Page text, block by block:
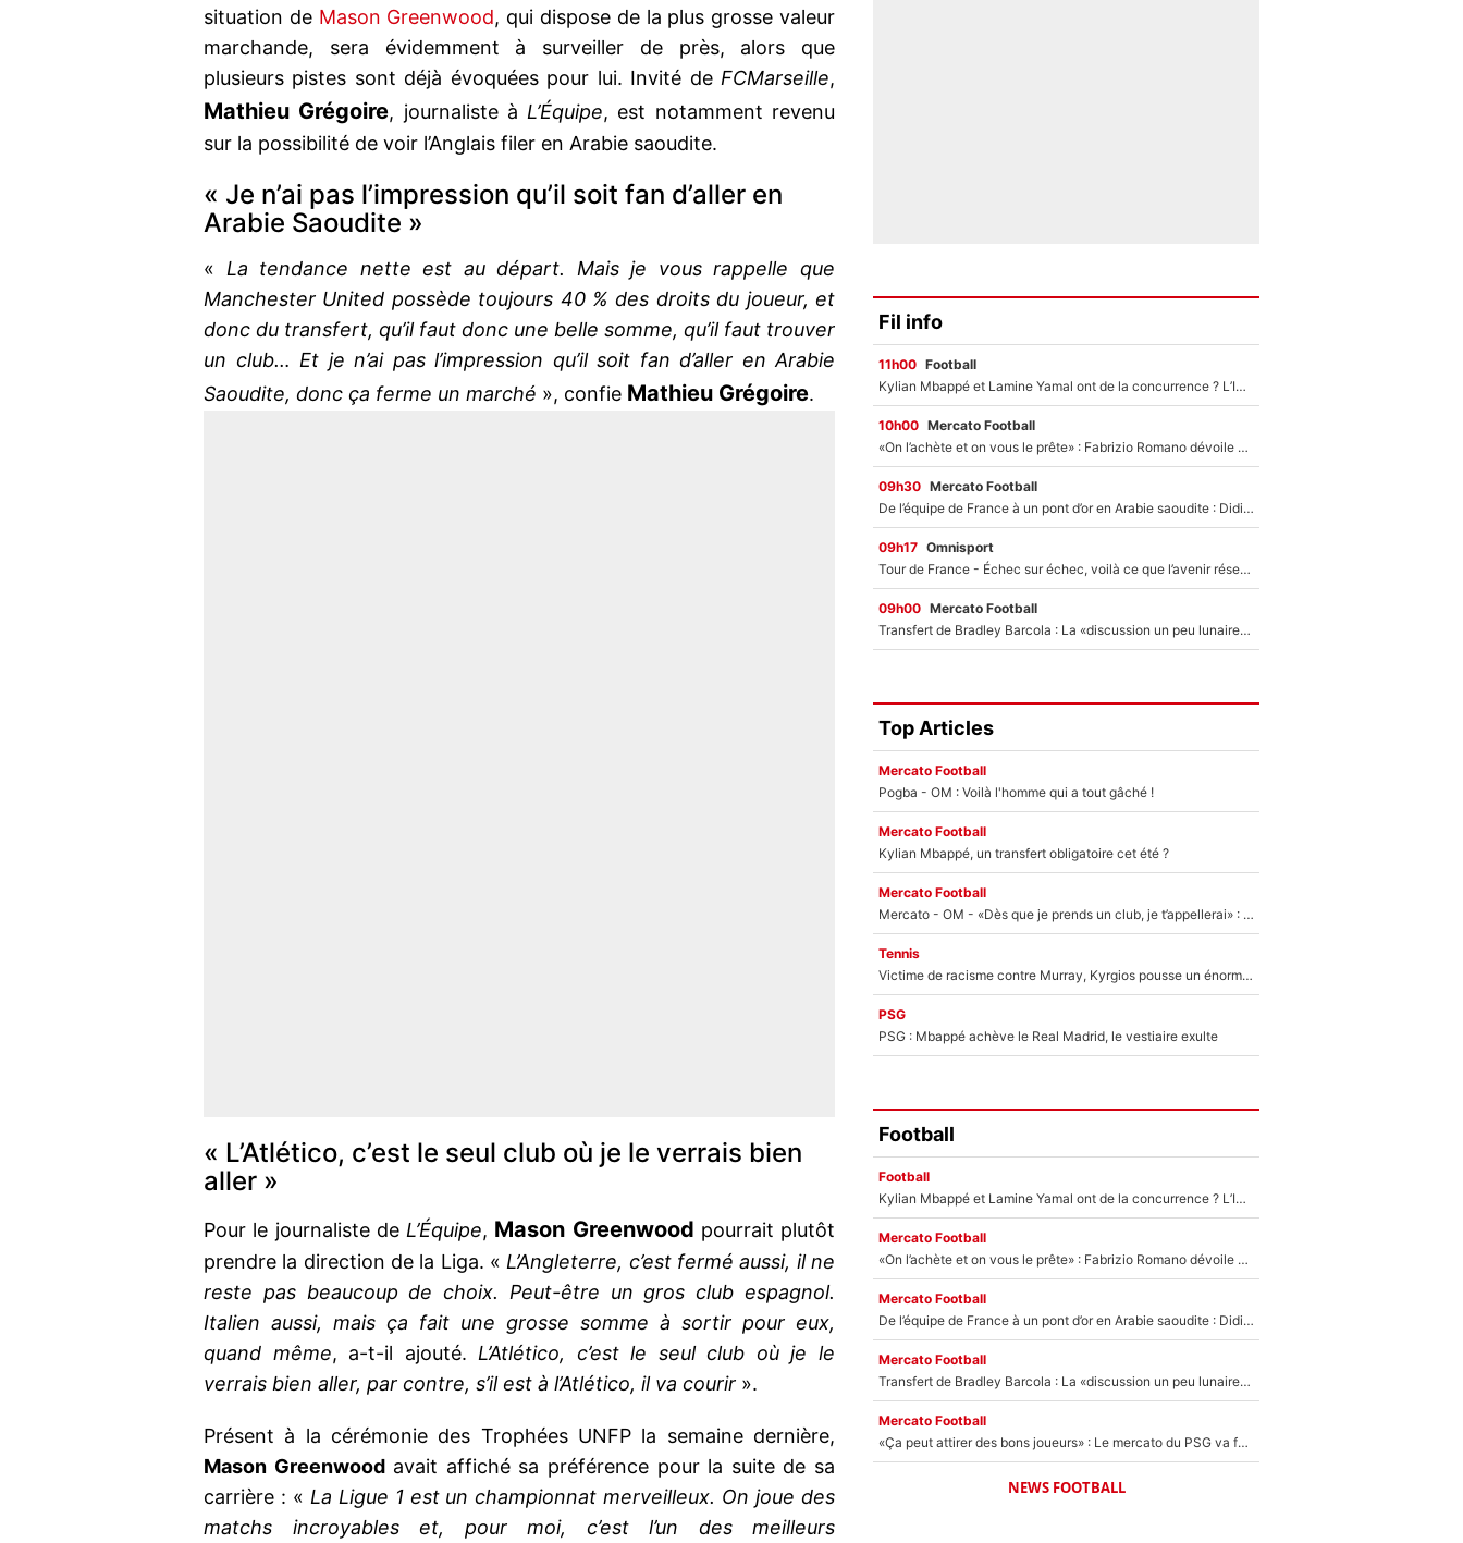
situation de Mason Greenwood, qui dispose de la plus grosse valeur
marchande, sera évidemment à surveiller de près, alors que
plusieurs pistes sont déjà évoquées pour lui. Invité de FCMarseille,
Mathieu Grégoire, journaliste àL’Équipe, est notamment revenu
sur la possibilité de voir l’Anglais filer en Arabie saoudite.
« Je n’ai pas l’impression qu’il soit fan d’aller en
Arabie Saoudite »
« La tendance nette est au départ. Mais je vous rappelle que
Manchester United possède toujours 40 % des droits du joueur, et
donc du transfert, qu’il faut donc une belle somme, qu’il faut trouver
un club… Et je n’ai pas l’impression qu’il soit fan d’aller en Arabie
Saoudite, donc ça ferme un marché », confie Mathieu Grégoire.
« L’Atlético, c’est le seul club où je le verrais bien
aller »
Pour le journaliste de L’Équipe, Mason Greenwood pourrait plutôt
prendre la direction de la Liga. « L’Angleterre, c’est fermé aussi, il ne
reste pas beaucoup de choix. Peut-être un gros club espagnol.
Italien aussi, mais ça fait une grosse somme à sortir pour eux,
quand même, a-t-il ajouté.L’Atlético, c’est le seul club où je le
verrais bien aller, par contre, s’il est à l’Atlético, il va courir ».
Présent à la cérémonie des Trophées UNFP la semaine dernière,
Mason Greenwoodavait affiché sa préférence pour la suite de sa
carrière : « La Ligue 1 est un championnat merveilleux. On joue des
matchs incroyables et, pour moi, c’est l’un des meilleurs
Fil info
11h00 Football
Kylian Mbappé et Lamine Yamal ont de la concurrence ? L’IA annonce les 5 joueurs qui vont dominer le football dans les années à venir !
10h00 Mercato Football
«On l’achète et on vous le prête» : Fabrizio Romano dévoile déjà la stratégie du PSG avec le transfert de Zion Suzuki !
09h30 Mercato Football
De l’équipe de France à un pont d’or en Arabie saoudite : Didier Deschamps a donné sa réponse !
09h17 Omnisport
Tour de France - Échec sur échec, voilà ce que l’avenir réserve à Paul Seixas : «Tant qu’il y aura un Pogacar comme celui-là...»
09h00 Mercato Football
Transfert de Bradley Barcola : La «discussion un peu lunaire» qui l'a convaincu de quitter le PSG, son entourage est pointé du doigt
Top Articles
Mercato Football
Pogba - OM : Voilà l'homme qui a tout gâché !
Mercato Football
Kylian Mbappé, un transfert obligatoire cet été ?
Mercato Football
Mercato - OM - «Dès que je prends un club, je t’appellerai» : La promesse de Marcelino au moment de claquer la porte
Tennis
Victime de racisme contre Murray, Kyrgios pousse un énorme coup de gueule !
PSG
PSG : Mbappé achève le Real Madrid, le vestiaire exulte
Football
Football
Kylian Mbappé et Lamine Yamal ont de la concurrence ? L’IA annonce les 5 joueurs qui vont dominer le football dans les années à venir !
Mercato Football
«On l’achète et on vous le prête» : Fabrizio Romano dévoile déjà la stratégie du PSG avec le transfert de Zion Suzuki !
Mercato Football
De l’équipe de France à un pont d’or en Arabie saoudite : Didier Deschamps a donné sa réponse !
Mercato Football
Transfert de Bradley Barcola : La «discussion un peu lunaire» qui l'a convaincu de quitter le PSG, son entourage est pointé du doigt
Mercato Football
«Ça peut attirer des bons joueurs» : Le mercato du PSG va faire des victimes dans l'effectif de Luis Enrique ?
NEWS FOOTBALL